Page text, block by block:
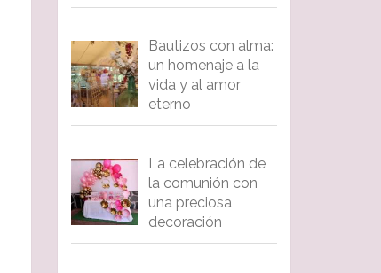
Bautizos con alma:
un homenaje a la
vida y al amor
eterno
La celebración de
la comunión con
una preciosa
decoración